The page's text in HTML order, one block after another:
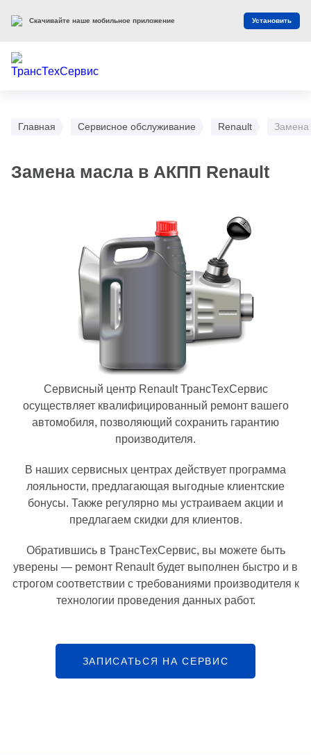
Главная Сервисное обслуживание Renault
Замена масла в АКПП Renault
Сервисный центр Renault ТрансТехСервис
осуществляет квалифицированный ремонт вашего
автомобиля, позволяющий сохранить гарантию
производителя.
В наших сервисных центрах действует программа
лояльности, предлагающая выгодные клиентские
бонусы. Также регулярно мы устраиваем акции и
предлагаем скидки для клиентов.
Обратившись в ТрансТехСервис, вы можете быть
уверены — ремонт Renault будет выполнен быстро и в
строгом соответствии с требованиями производителя к
технологии проведения данных работ.
ЗАПИСАТЬСЯ НА СЕРВИС
Скачивайте наше мобильное приложение Установить